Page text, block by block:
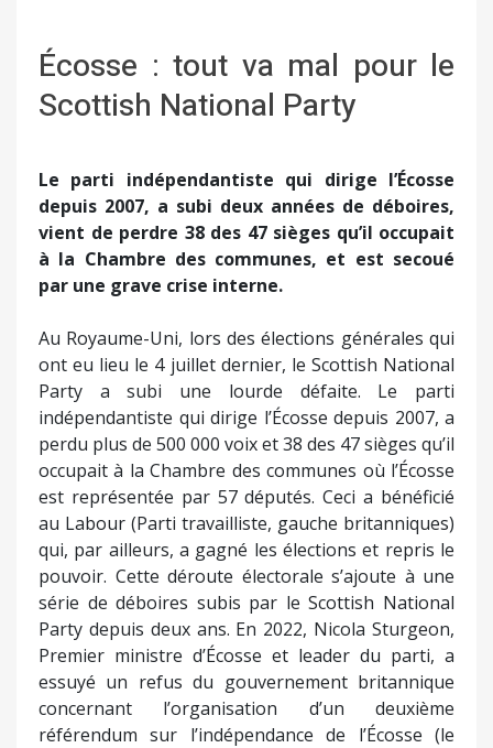
Écosse : tout va mal pour le
Scottish National Party
Le parti indépendantiste qui dirige l’Écosse
depuis 2007, a subi deux années de déboires,
vient de perdre 38 des 47 sièges qu’il occupait
à la Chambre des communes, et est secoué
par une grave crise interne.
Au Royaume-Uni, lors des élections générales qui
ont eu lieu le 4 juillet dernier, le Scottish National
Party a subi une lourde défaite. Le parti
indépendantiste qui dirige l’Écosse depuis 2007, a
perdu plus de 500 000 voix et 38 des 47 sièges qu’il
occupait à la Chambre des communes où l’Écosse
est représentée par 57 députés. Ceci a bénéficié
au Labour (Parti travailliste, gauche britanniques)
qui, par ailleurs, a gagné les élections et repris le
pouvoir. Cette déroute électorale s’ajoute à une
série de déboires subis par le Scottish National
Party depuis deux ans. En 2022, Nicola Sturgeon,
Premier ministre d’Écosse et leader du parti, a
essuyé un refus du gouvernement britannique
concernant l’organisation d’un deuxième
référendum sur l’indépendance de l’Écosse (le